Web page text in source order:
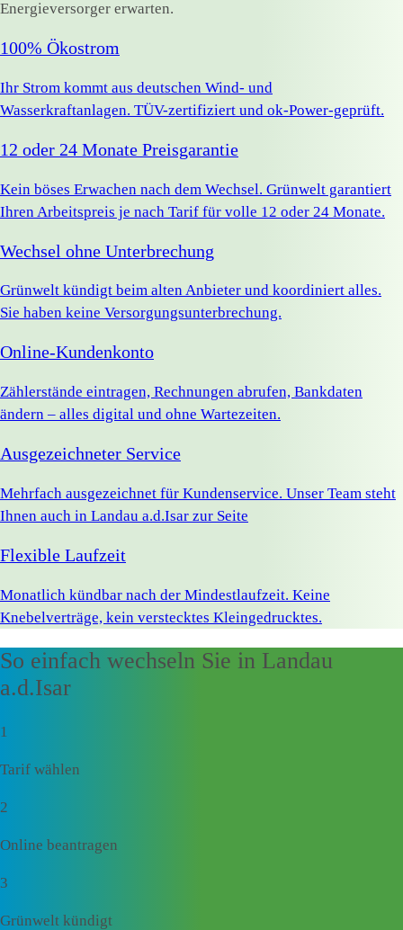
Energieversorger erwarten.
100% Ökostrom
Ihr Strom kommt aus deutschen Wind- und
Wasserkraftanlagen. TÜV-zertifiziert und ok-Power-geprüft.
12 oder 24 Monate Preisgarantie
Kein böses Erwachen nach dem Wechsel. Grünwelt garantiert
Ihren Arbeitspreis je nach Tarif für volle 12 oder 24 Monate.
Wechsel ohne Unterbrechung
Grünwelt kündigt beim alten Anbieter und koordiniert alles.
Sie haben keine Versorgungsunterbrechung.
Online-Kundenkonto
Zählerstände eintragen, Rechnungen abrufen, Bankdaten
ändern – alles digital und ohne Wartezeiten.
Ausgezeichneter Service
Mehrfach ausgezeichnet für Kundenservice. Unser Team steht
Ihnen auch in Landau a.d.Isar zur Seite
Flexible Laufzeit
Monatlich kündbar nach der Mindestlaufzeit. Keine
Knebelverträge, kein verstecktes Kleingedrucktes.
So einfach wechseln Sie in Landau
a.d.Isar
1
Tarif wählen
2
Online beantragen
3
Grünwelt kündigt